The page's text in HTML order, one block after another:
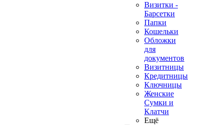
Визитки -
Барсетки
Папки
Кошельки
Обложки
для
документов
Визитницы
Кредитницы
Ключницы
Женские
Сумки и
Клатчи
Ещё